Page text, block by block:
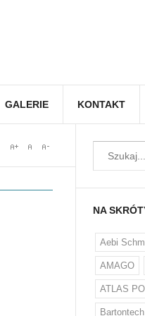
GALERIE KONTAKT
NA
Aebi
AMAGO
ATLAS
Bartontech